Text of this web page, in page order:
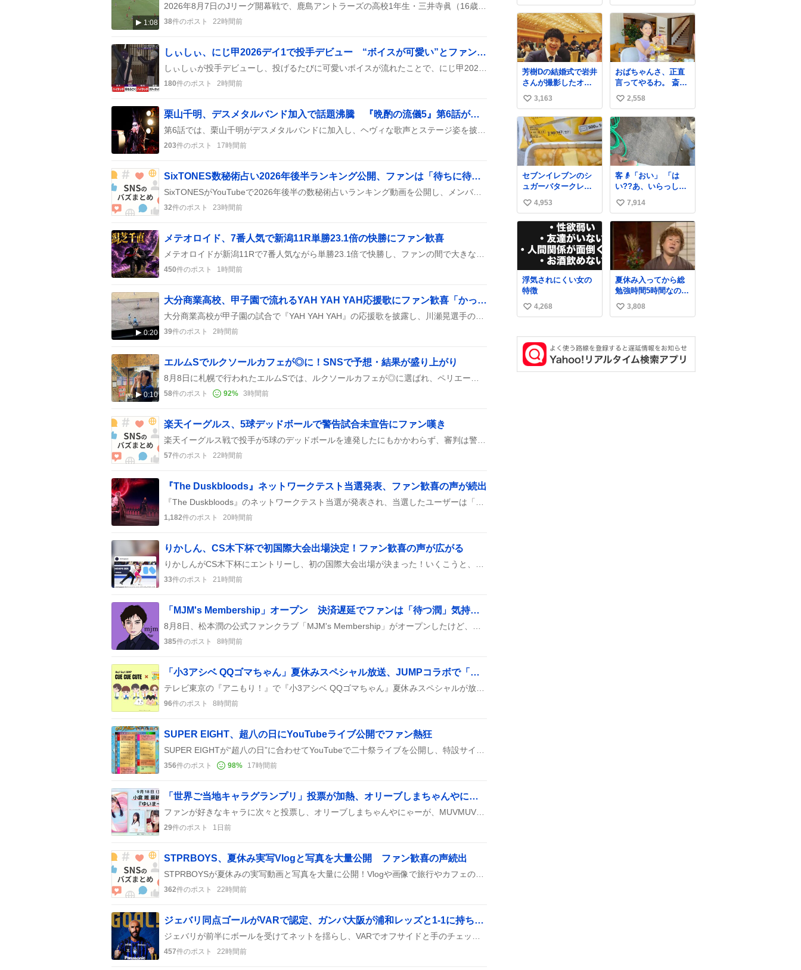
1:08
2026年8月7日のJリーグ開幕戦で、鹿島アントラーズの高校1年生・三井寺眞（16歳）がシーズン初ゴールを決め、開幕ファーストゴールとなった。これにより、最年少ゴール記録保持者の森本貴幸と比較する声がSNSで広がっている。
38件のポスト 22時間前
しぃしぃ、にじ甲2026デイ1で投手デビュー “ボイスが可愛い”とファン歓喜
しぃしぃが投手デビューし、投げるたびに可愛いボイスが流れたことで、にじ甲2026デイ1の試合が和やかな雰囲気に包まれたと投稿者が報告している。
180件のポスト 2時間前
栗山千明、デスメタルバンド加入で話題沸騰 『晩酌の流儀5』第6話が注目
第6話では、栗山千明がデスメタルバンドに加入し、ヘヴィな歌声とステージ姿を披露して視聴者の笑いと驚きを誘っている。
203件のポスト 17時間前
SixTONES数秘術占い2026年後半ランキング公開、ファンは「待ちに待った」興奮
SixTONESがYouTubeで2026年後半の数秘術占いランキング動画を公開し、メンバーのMCやビジュアルが話題に。ファンは「楽しみ」「待ちに待った」などと盛り上がっている。
32件のポスト 23時間前
メテオロイド、7番人気で新潟11R単勝23.1倍の快勝にファン歓喜
メテオロイドが新潟11Rで7番人気ながら単勝23.1倍で快勝し、ファンの間で大きな話題になっている。
450件のポスト 1時間前
0:20
大分商業高校、甲子園で流れるYAH YAH YAH応援歌にファン歓喜「かっこいい」
大分商業高校が甲子園の試合で『YAH YAH YAH』の応援歌を披露し、川瀬晃選手の母校らしさが話題に。ツイッターでは『ヤーヤーヤーがかっこいい』『応援が熱い』と盛り上がり、会場の雰囲気も盛り上がっている様子が伝わってくる。
39件のポスト 2時間前
0:10
エルムSでルクソールカフェが◎に！SNSで予想・結果が盛り上がり
8月8日に札幌で行われたエルムSでは、ルクソールカフェが◎に選ばれ、ペリエールが2位、テーオーパスワードが3位と結果が出た。予想や配当情報がSNSで次々に投稿され、盛り上がりを見せている。
58件のポスト 92% 3時間前
楽天イーグルス、5球デッドボールで警告試合未宣告にファン嘆き
楽天イーグルス戦で投手が5球のデッドボールを連発したにもかかわらず、審判は警告試合を出さず、ファンからは警告試合にすべきだという声が上がり、場内はざわついた様子だ。
57件のポスト 22時間前
『The Duskbloods』ネットワークテスト当選発表、ファン歓喜の声が続出
『The Duskbloods』のネットワークテスト当選が発表され、当選したユーザーは「やったー！」と歓喜し、落選した人も「次は頑張る」など前向きなコメントを投稿している様子が見られる。また、テスト参加にはSwitch Onlineが必須という情報も共有され、ルール遵守を呼びかける声も上がっている。
1,182件のポスト 20時間前
りかしん、CS木下杯で初国際大会出場決定！ファン歓喜の声が広がる
りかしんがCS木下杯にエントリーし、初の国際大会出場が決まった！いくこうと、かほゆうも同じくエントリーで、計4組が出場することに。
33件のポスト 21時間前
「MJM's Membership」オープン 決済遅延でファンは「待つ潤」気持ちで待機中
8月8日、松本潤の公式ファンクラブ「MJM's Membership」がオープンしたけど、決済が遅れたりメールが届かなかったりして、みんな「待つ潤」モードで様子を見守っているみたい。
385件のポスト 8時間前
「小3アシベ QQゴマちゃん」夏休みスペシャル放送、JUMPコラボで「可愛いしかない」感が炸裂
テレビ東京の『アニもり！』で『小3アシベ QQゴマちゃん』夏休みスペシャルが放送され、Hey! Say! JUMPとのコラボエンディングが登場した。放送後はYouTubeで見逃し配信が公開されたと報告されている。
96件のポスト 8時間前
SUPER EIGHT、超八の日にYouTubeライブ公開でファン熱狂
SUPER EIGHTが“超八の日”に合わせてYouTubeで二十祭ライブを公開し、特設サイトでお祭り企画が登場したと話題になっている。ファンはエイトの衣装やカラーで盛り上がり、1日中エイトにまみれた投稿が続出している。
356件のポスト 98% 17時間前
「世界ご当地キャラグランプリ」投票が加熱、オリーブしまちゃんやにゃーがに熱い声援
ファンが好きなキャラに次々と投票し、オリーブしまちゃんやにゃーが、MUVMUVといった個性豊かなキャラクターがSNS上で話題になっている様子が見られる。投票結果がリアルタイムで更新される中、順位争いが激化し、応援コメントが続々と投稿されている。
29件のポスト 1日前
STPRBOYS、夏休み実写Vlogと写真を大量公開 ファン歓喜の声続出
STPRBOYSが夏休みの実写動画と写真を大量に公開！Vlogや画像で旅行やカフェの様子をシェアし、ファンに夏の思い出を届けているみたい。軽井沢やサモエドカフェへのお出かけシーンも満載で、投稿は同日一斉にアップされた。
362件のポスト 22時間前
ジェバリ同点ゴールがVARで認定、ガンバ大阪が浦和レッズと1-1に持ち込む
ジェバリが前半にボールを受けてネットを揺らし、VARでオフサイドと手のチェックが行われたがすべてクリア。ゴールが認められ、スタジアムは歓声に包まれた。
457件のポスト 22時間前
い
ね
数
子
い
ね
数
芳樹Dの結婚式で岩井
さんが撮影したオー
ドリーの写真が本当
好きなのよね。確か3
枚目はもうすでに出
来上がっている春日
さんがウェイターに
ハイボールを懇願し
ている所じゃなかっ
たかな
い
い
ね
数
3,163
おばちゃんさ、正直
言ってやるわ。 斎藤
元彦と関わった事で
アンタはこれか先キ
ラキラ輝けないん
よ、残念ながら。 #
折田楓 #merchu
い
い
ね
数
2,558
セブンイレブンのシ
ュガーバタークレー
プとえんがわの寿司
を探している人へ！
シュガーバタークレ
ープは目黒、品川、
蒲田、渋谷、川崎、
横浜、鶴見、九州の
一部エリア限定商品
で8月5日に発注が終
了したため店舗に置
いてあるところ少な
いですが見つけたら
即買いです🤩❣️
い
い
4,953
客👴「おい」 「は
い??あ、いらっしゃ
いませ」 👴「さっき
からずっと水出しっ
ぱなしでもったいな
逃がし、熱くなった
地面の温度を下げ、
引火事故の防止の為
必要な作業です」 👴
「水不足の昨今にも
ったいないことをす
るな!!」 それでは歌
います、聞いてくだ
い
い
7,914
浮気されにくい女の
特徴
い
ね
数
4,268
夏休み入ってから総
勉強時間5時間なのに
明後日京大オープン
で今これ
い
ね
数
3,808